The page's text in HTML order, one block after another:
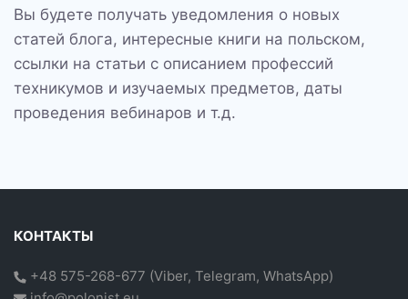
Вы будете получать уведомления о новых
статей блога, интересные книги на польском,
ссылки на статьи с описанием профессий
техникумов и изучаемых предметов, даты
проведения вебинаров и т.д.
КОНТАКТЫ
+48 575-268-677 (Viber, Telegram, WhatsApp)